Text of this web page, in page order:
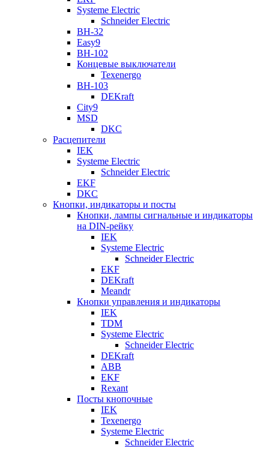
Systeme Electric
Schneider Electric
ВН-32
Easy9
ВН-102
Концевые выключатели
Texenergo
ВН-103
DEKraft
City9
MSD
DKC
Расцепители
IEK
Systeme Electric
Schneider Electric
EKF
DKC
Кнопки, индикаторы и посты
Кнопки, лампы сигнальные и индикаторы
на DIN-рейку
IEK
Systeme Electric
Schneider Electric
EKF
DEKraft
Meandr
Кнопки управления и индикаторы
IEK
TDM
Systeme Electric
Schneider Electric
DEKraft
ABB
EKF
Rexant
Посты кнопочные
IEK
Texenergo
Systeme Electric
Schneider Electric